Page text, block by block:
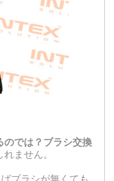
では？ブラシ交換
ません。